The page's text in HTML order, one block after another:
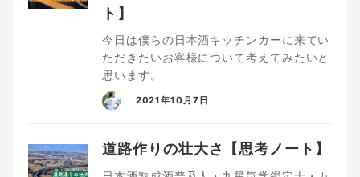
ト】
今日は僕らの日本酒キッチンカーに来てい
ただきたいお客様について考えてみたいと
思います。
2021年10月7日
道路作りの壮大さ【思考ノート】